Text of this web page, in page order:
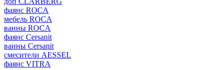
фаянс ROCA
мебель ROCA
ванны ROCA
фаянс Cersanit
ванны Cersanit
смесители AESSEL
фаянс VITRA